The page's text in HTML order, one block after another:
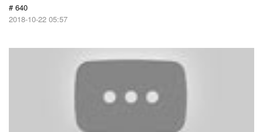
# 640
2018-10-22 05:57